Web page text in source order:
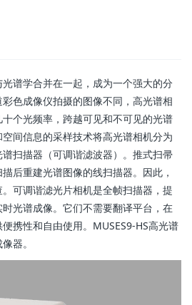
谱学合并在一起，成为一个强大的分
色成像仪拍摄的图像不同，高光谱相
个光频率，跨越可见和不可见的光谱
间信息的采样技术将高光谱相机分为
扫描器（可调谐滤波器）。推式扫帚
后重建光谱图像的线扫描器。因此，
可调谐滤光片相机是全帧扫描器，提
光谱成像。它们不需要翻译平台，在
携性和自由使用。MUSES9-HS高光谱
器。